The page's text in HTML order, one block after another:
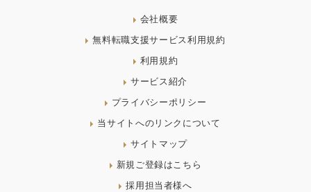
会社概要
無料転職支援サービス利用規約
利用規約
サービス紹介
プライバシーポリシー
当サイトへのリンクについて
サイトマップ
新規ご登録はこちら
採用担当者様へ